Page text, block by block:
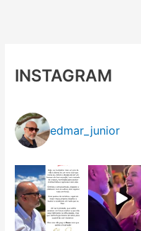
INSTAGRAM
edmar_junior